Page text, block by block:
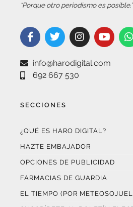
“Porque otro periodismo es posible.”
info@harodigital.com
692 667 530
SECCIONES
¿QUÉ ES HARO DIGITAL?
HAZTE EMBAJADOR
OPCIONES DE PUBLICIDAD
FARMACIAS DE GUARDIA
EL TIEMPO (POR